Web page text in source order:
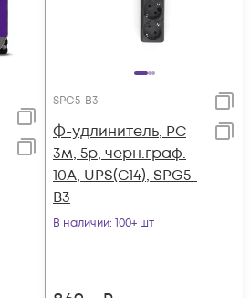
SPG5-B3
Ф-удлинитель, PC
3м, 5р, черн.граф.
10А, UPS(C14), SPG5-
B3
В наличии: 100+ шт